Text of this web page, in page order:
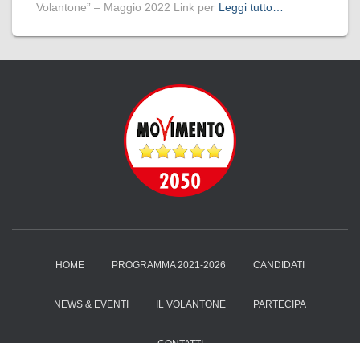
Volantone” – Maggio 2022 Link per Leggi tutto…
HOME PROGRAMMA 2021-2026 CANDIDATI
NEWS & EVENTI IL VOLANTONE PARTECIPA